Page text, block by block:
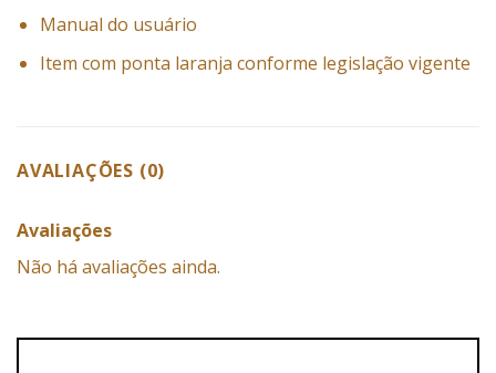
Manual do usuário
Item com ponta laranja conforme legislação vigente
AVALIAÇÕES (0)
Avaliações
Não há avaliações ainda.